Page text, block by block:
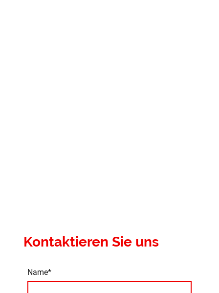
Kontaktieren Sie uns
Name*